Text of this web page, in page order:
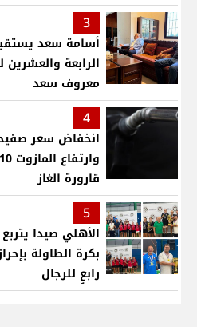
3
أسامة سعد
الرابعة
معروف سعد
4
قارورة الغاز
5
الأهلي صيدا
بكرة الطاولة
رابعٍ للرجال